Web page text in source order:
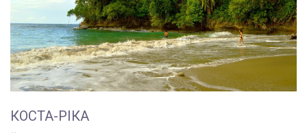
КОСТА-РІКА